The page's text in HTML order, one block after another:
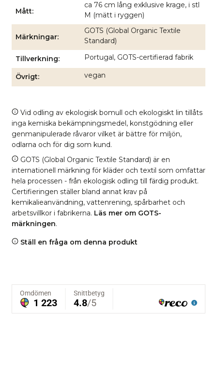
Mått
ca 76 cm lång exklusive krage, i stl
M (mätt i ryggen)
Märkningar
GOTS (Global Organic Textile
Standard)
Tillverkning Portugal, GOTS-certifierad fabrik
Övrigt vegan
Vid odling av ekologisk bomull och ekologiskt lin tillåts
inga kemiska bekämpningsmedel, konstgödning eller
genmanipulerade råvaror vilket är bättre för miljön,
odlarna och för dig som kund.
GOTS (Global Organic Textile Standard) är en
internationell märkning för kläder och textil som omfattar
hela processen - från ekologisk odling till färdig produkt.
Certifieringen ställer bland annat krav på
kemikalieanvändning, vattenrening, spårbarhet och
arbetsvillkor i fabrikerna. Läs mer om GOTS-
märkningen.
Ställ en fråga om denna produkt